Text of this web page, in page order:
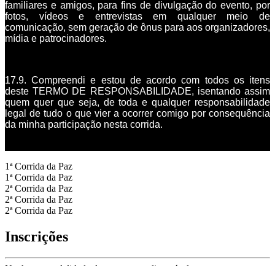
familiares e amigos, para fins de divulgação do evento, por
fotos, vídeos e entrevistas em qualquer meio de
comunicação, sem geração de ônus para aos organizadores,
mídia e patrocinadores.
17.9. Compreendi e estou de acordo com todos os itens
deste TERMO DE RESPONSABILIDADE, isentando assim
quem quer que seja, de toda e qualquer responsabilidade
legal de tudo o que vier a ocorrer comigo por consequência
da minha participação nesta corrida.
1ª Corrida da Paz
1ª Corrida da Paz
2ª Corrida da Paz
2ª Corrida da Paz
2ª Corrida da Paz
Inscrições